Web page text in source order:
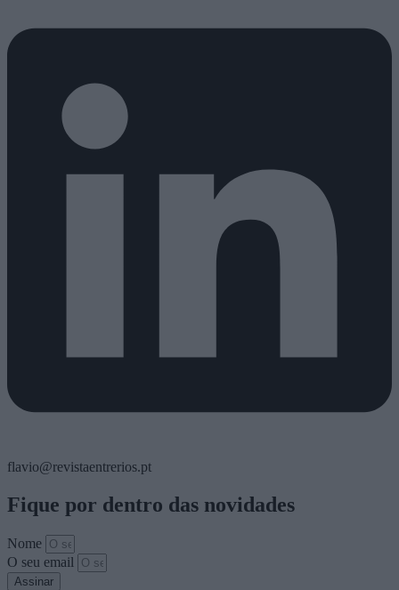
flavio@revistaentrerios.pt
Fique por dentro das novidades
Nome
O seu email
Assinar